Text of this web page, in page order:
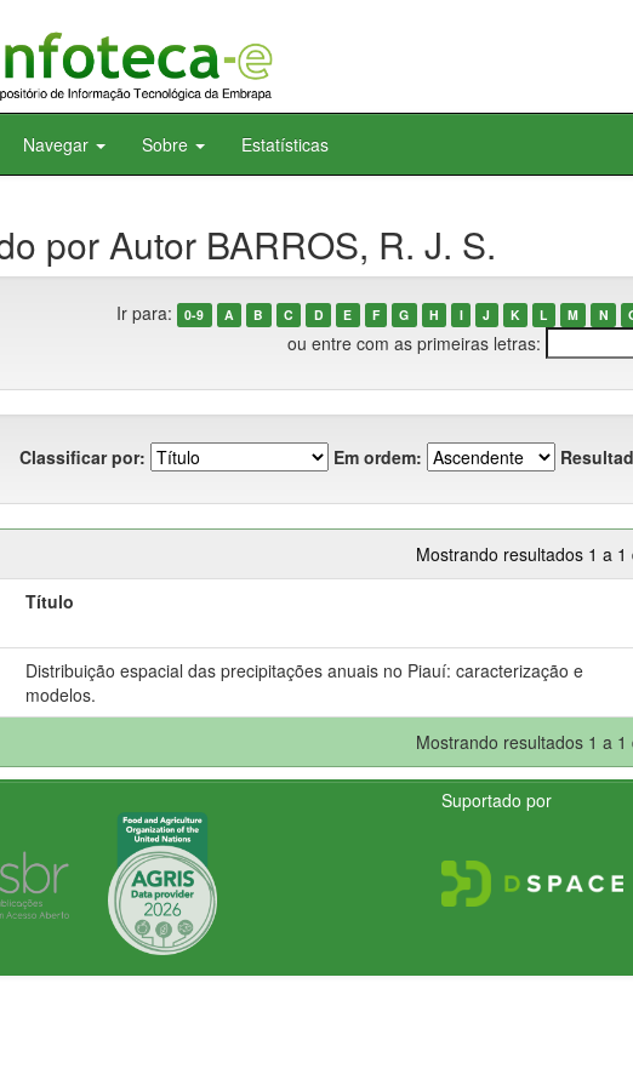
Navegar Sobre Estatísticas
por Autor BARROS, R. J. S.
Ir para: 0-9 A B C D E F G H I J K L M N
ou entre com as primeiras letras:
Classificar por: Em ordem:
Mostrando resultados 1 a 1
Título
Distribuição espacial das precipitações anuais no Piauí: caracterização e
modelos.
Mostrando resultados 1 a 1
Suportado por